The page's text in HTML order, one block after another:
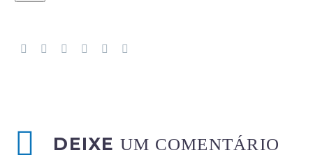
DEIXE UM COMENTÁRIO